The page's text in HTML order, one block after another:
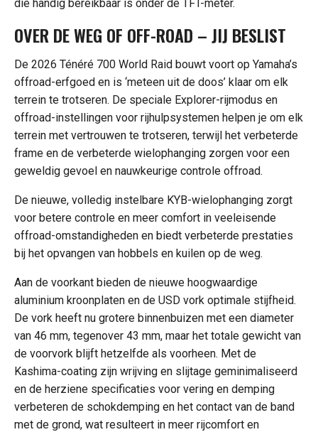
die handig bereikbaar is onder de TFT-meter.
OVER DE WEG OF OFF-ROAD – JIJ BESLIST
De 2026 Ténéré 700 World Raid bouwt voort op Yamaha’s
offroad-erfgoed en is ‘meteen uit de doos’ klaar om elk
terrein te trotseren. De speciale Explorer-rijmodus en
offroad-instellingen voor rijhulpsystemen helpen je om elk
terrein met vertrouwen te trotseren, terwijl het verbeterde
frame en de verbeterde wielophanging zorgen voor een
geweldig gevoel en nauwkeurige controle offroad.
De nieuwe, volledig instelbare KYB-wielophanging zorgt
voor betere controle en meer comfort in veeleisende
offroad-omstandigheden en biedt verbeterde prestaties
bij het opvangen van hobbels en kuilen op de weg.
Aan de voorkant bieden de nieuwe hoogwaardige
aluminium kroonplaten en de USD vork optimale stijfheid.
De vork heeft nu grotere binnenbuizen met een diameter
van 46 mm, tegenover 43 mm, maar het totale gewicht van
de voorvork blijft hetzelfde als voorheen. Met de
Kashima-coating zijn wrijving en slijtage geminimaliseerd
en de herziene specificaties voor vering en demping
verbeteren de schokdemping en het contact van de band
met de grond, wat resulteert in meer rijcomfort en